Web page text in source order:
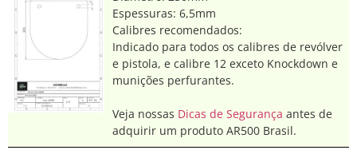
Espessuras: 6,5mm
Calibres recomendados:
Indicado para todos os calibres de revólver
e pistola, e calibre 12 exceto Knockdown e
munições perfurantes.
Veja nossas Dicas de Segurança antes de
adquirir um produto AR500 Brasil.